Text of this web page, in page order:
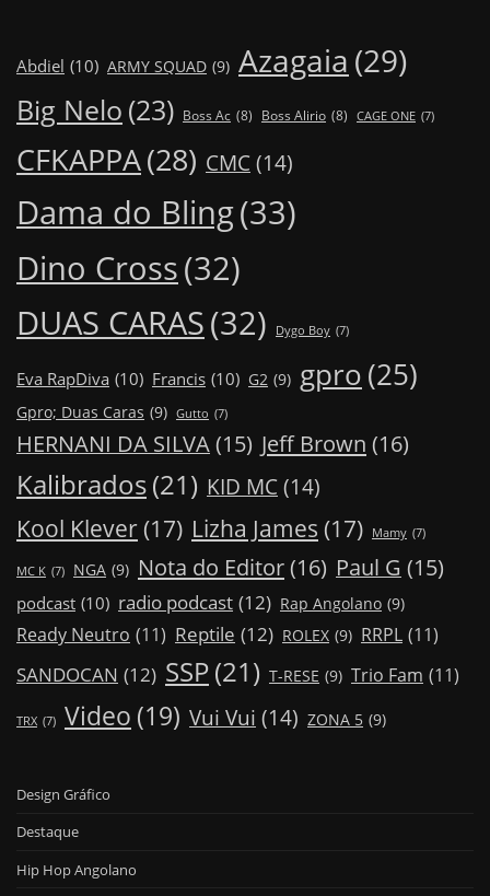
Abdiel (10) ARMY SQUAD (9) Azagaia (29)
Big Nelo (23) Boss Ac (8) Boss Alirio (8) CAGE ONE (7)
CFKAPPA(28) CMC (14)
Dama do Bling(33)
Dino Cross(32)
DUAS CARAS(32) Dygo Boy (7)
Eva RapDiva (10) Francis (10) G2 (9) gpro(25)
Gpro; Duas Caras (9) Gutto (7)
HERNANI DA SILVA(15) Jeff Brown (16)
Kalibrados(21) KID MC (14)
Kool Klever (17) Lizha James (17) Mamy (7)
MC K (7) NGA (9) Nota do Editor(16) Paul G (15)
podcast (10) radio podcast (12) Rap Angolano (9)
Ready Neutro (11) Reptile (12) ROLEX (9) RRPL (11)
SANDOCAN (12) SSP(21) T-RESE (9) Trio Fam (11)
TRX (7) Video (19) Vui Vui (14) ZONA 5 (9)
Design Gráfico
Destaque
Hip Hop Angolano